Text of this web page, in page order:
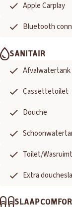
Apple Carplay
Bluetooth
SANITAIR
Afvalwatertank
Cassettetoilet
Douche
Toilet/
Extra